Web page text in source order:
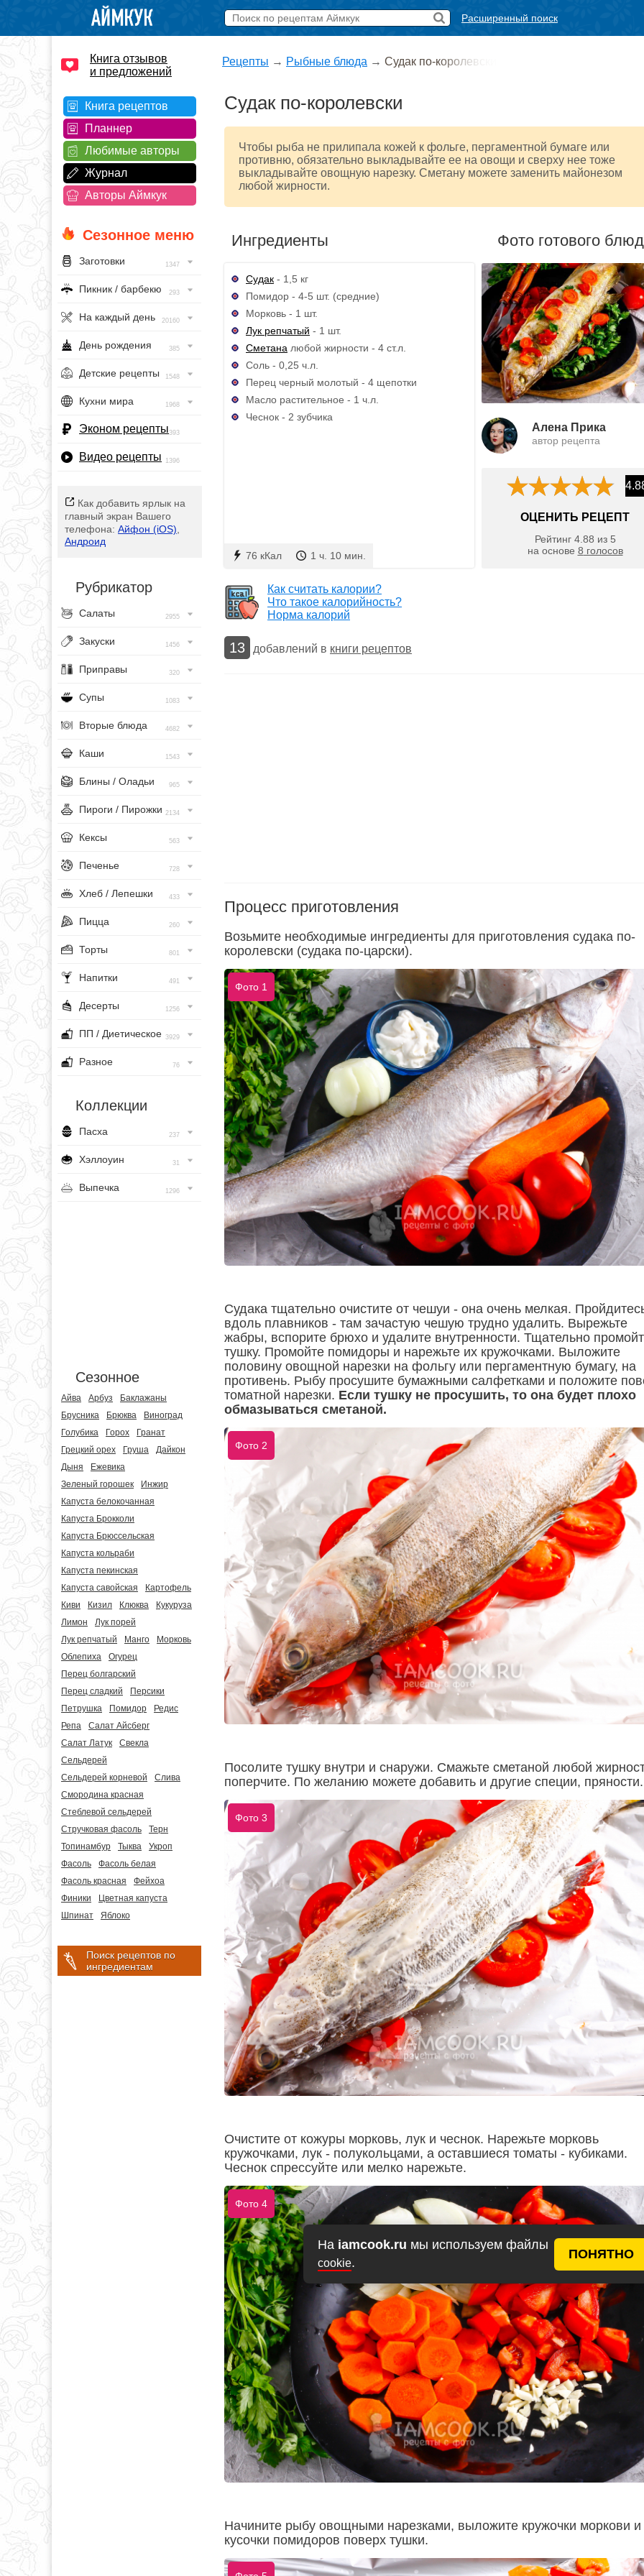
На iamcook.ru мы используем файлы
cookie.
ПОНЯТНО
Расширенный поиск
Книга отзывов
и предложений
Книга рецептов
Планнер
Любимые авторы
Журнал
Авторы Аймкук
Сезонное меню
Заготовки 1347
Пикник / барбекю 293
На каждый день 20160
День рождения 385
Детские рецепты 1548
Кухни мира 1968
Эконом рецепты393
Видео рецепты 1396
Как добавить ярлык на
главный экран Вашего
телефона: Айфон (iOS)
Андроид
Рубрикатор
Салаты 2955
Закуски 1456
Приправы 320
Супы 1083
Вторые блюда 4682
Каши 1543
Блины / Оладьи 965
Пироги / Пирожки 2134
Кексы 563
Печенье 728
Хлеб / Лепешки 433
Пицца 260
Торты 801
Напитки 491
Десерты 1256
ПП / Диетическое 3929
Разное 76
Коллекции
Пасха 237
Хэллоуин 31
Выпечка 1296
Сезонное
Айва Арбуз
Баклажаны
Брусника
Брюква
Виноград
Голубика
Горох
Гранат
Грецкий орех
Груша
Дайкон
Дыня
Ежевика
Зеленый горошек
Инжир
Капуста белокочанная
Капуста Брокколи
Капуста Брюссельская
Капуста кольраби
Капуста пекинская
Капуста савойская
Картофель
Киви
Кизил Клюква
Кукуруза
Лимон
Лук порей
Лук репчатый
Манго
Морковь
Облепиха
Огурец
Перец болгарский
Перец сладкий
Персики
Петрушка
Помидор
Редис
Репа
Салат Айсберг
Салат Латук
Свекла
Сельдерей
Сельдерей корневой
Слива
Смородина красная
Стеблевой сельдерей
Стручковая фасоль
Терн
Топинамбур
Тыква
Укроп
Фасоль
Фасоль белая
Фасоль красная
Фейхоа
Финики
Цветная капуста
Шпинат
Яблоко
Поиск рецептов по
ингредиентам
Рецепты → Рыбные блюда → Судак по-королевски
Судак по-королевски
Чтобы рыба не прилипала кожей к фольге, пергаментной бумаге или
противню, обязательно выкладывайте ее на овощи и сверху нее тоже
выкладывайте овощную нарезку. Сметану можете заменить майонезом
любой жирности.
Ингредиенты
Судак - 1,5 кг
Помидор - 4-5 шт. (средние)
Морковь - 1 шт.
Лук репчатый - 1 шт.
Сметана любой жирности - 4 ст.л.
Соль - 0,25 ч.л.
Перец черный молотый - 4 щепотки
Масло растительное - 1 ч.л.
Чеснок - 2 зубчика
76 кКал 1 ч. 10 мин.
Фото готового
Алена Прика
автор рецепта
ОЦЕНИТЬ РЕЦЕПТ
Рейтинг 4.88 из 5
на основе 8 голосов
Как считать калории?
Что такое калорийность?
Норма калорий
13 добавлений в книги рецептов
Процесс приготовления
Возьмите необходимые ингредиенты для приготовления судака по-
королевски (судака по-царски).
Фото 1
Судака тщательно очистите от чешуи - она очень мелкая.
вдоль плавников - там зачастую чешую трудно удалить. Вырежьте
жабры, вспорите брюхо и удалите внутренности. Тщательно
тушку. Промойте помидоры и нарежьте их кружочками. Выложите
половину овощной нарезки на фольгу или пергаментную бумагу, на
противень. Рыбу просушите бумажными салфетками и положите
томатной нарезки. Если тушку не просушить, то она будет плохо
обмазываться сметаной.
Фото 2
Посолите тушку внутри и снаружи. Смажьте сметаной любой
поперчите. По желанию можете добавить и другие специи, пряности.
Фото 3
Очистите от кожуры морковь, лук и чеснок. Нарежьте морковь
кружочками, лук - полукольцами, а оставшиеся томаты - кубиками.
Чеснок спрессуйте или мелко нарежьте.
Фото 4
Начините рыбу овощными нарезками, выложите кружочки моркови и
кусочки помидоров поверх тушки.